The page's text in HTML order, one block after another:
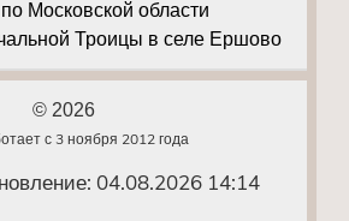
Московской области
Троицы в селе Ершово
© 2026
с 3 ноября 2012 года
04.08.2026 14:14